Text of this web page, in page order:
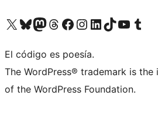
Visita nuestra cuenta de X (anteriormente Twitter)
Visita nuestra cuenta de Bluesky
Visita nuestra cuenta de Mastodon
Visita nuestra cuenta de Threads
Visita nuestra página de Facebook
Visita nuestra cuenta de Instagram
Visita nuestra cuenta de LinkedIn
Visita nuestra cuenta de TikTok
Visita nuestro canal de
Visita nuestra
El código es poesía.
The WordPress® trademark is
of the WordPress Foundation.